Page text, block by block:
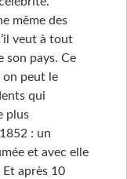
même des
veut à tout
son pays. Ce
on peut le
qui
plus
: un
et avec elle
après 10